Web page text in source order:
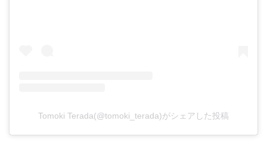
Tomoki Terada(@tomoki_terada)がシェアした投稿